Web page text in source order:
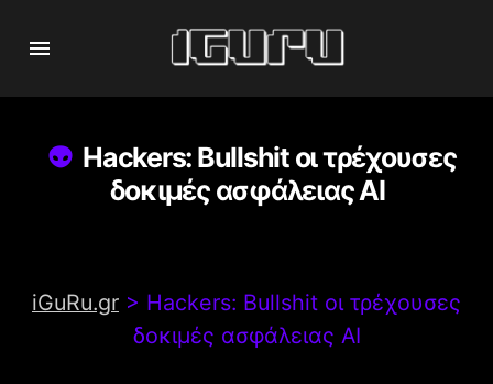
Hackers: Bullshit οι τρέχουσες
δοκιμές ασφάλειας AI
iGuRu.gr > Hackers: Bullshit οι τρέχουσες
δοκιμές ασφάλειας AI